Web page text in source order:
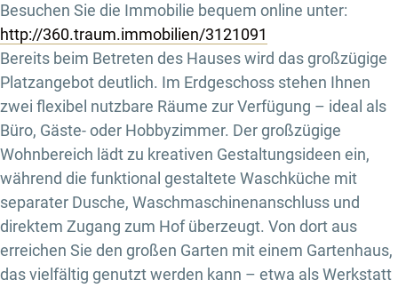
Besuchen Sie die Immobilie bequem online unter:
http://360.traum.immobilien/3121091
Bereits beim Betreten des Hauses wird das großzügige
Platzangebot deutlich. Im Erdgeschoss stehen Ihnen
zwei flexibel nutzbare Räume zur Verfügung – ideal als
Büro, Gäste- oder Hobbyzimmer. Der großzügige
Wohnbereich lädt zu kreativen Gestaltungsideen ein,
während die funktional gestaltete Waschküche mit
separater Dusche, Waschmaschinenanschluss und
direktem Zugang zum Hof überzeugt. Von dort aus
erreichen Sie den großen Garten mit einem Gartenhaus,
das vielfältig genutzt werden kann – etwa als Werkstatt